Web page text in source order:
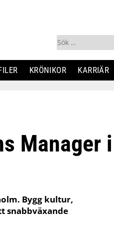
Sök
efter:
KRÖNIKOR KARRIÄR
Manager i
Bygg kultur,
snabbväxande